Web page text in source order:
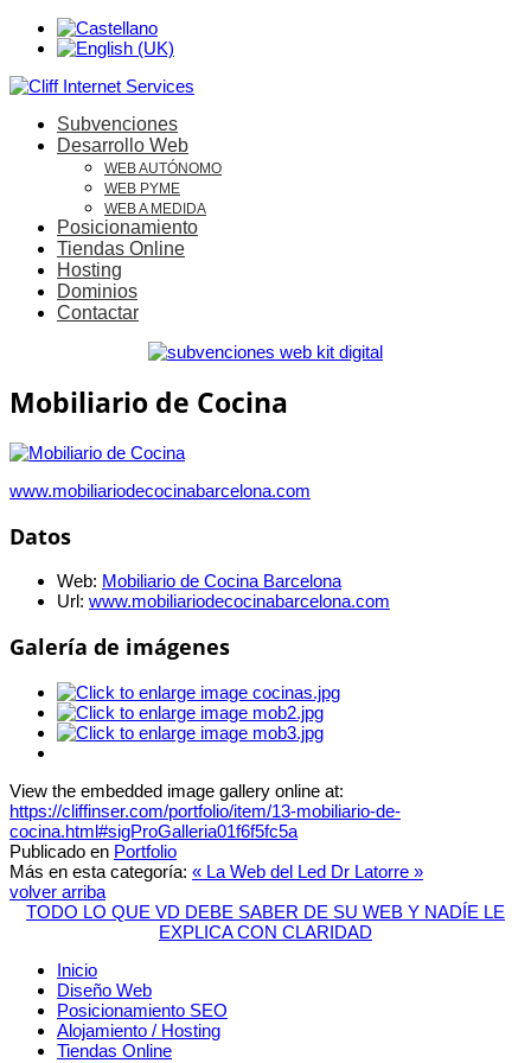
Subvenciones
Desarrollo Web
WEB AUTÓNOMO
WEB PYME
WEB A MEDIDA
Posicionamiento
Tiendas Online
Hosting
Dominios
Contactar
Mobiliario de Cocina
www.mobiliariodecocinabarcelona.com
Datos
Web: Mobiliario de Cocina Barcelona
Url: www.mobiliariodecocinabarcelona.com
Galería de imágenes
View the embedded image gallery online at:
https://cliffinser.com/portfolio/item/13-mobiliario-de-
cocina.html#sigProGalleria01f6f5fc5a
Publicado en Portfolio
Más en esta categoría: « La Web del Led Dr Latorre »
volver arriba
TODO LO QUE VD DEBE SABER DE SU WEB Y NADÍE LE
EXPLICA CON CLARIDAD
Inicio
Diseño Web
Posicionamiento SEO
Alojamiento / Hosting
Tiendas Online